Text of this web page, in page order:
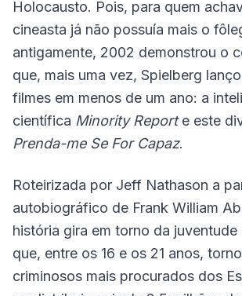
Holocausto. Pois, para quem
cineasta já não possuía mais o
antigamente, 2002 demonstrou o
que, mais uma vez, Spielberg
filmes em menos de um ano: a
científica Minority Reporte este
Prenda-me Se For Capaz.
Roteirizada por Jeff Nathason a
autobiográfico de Frank William
história gira em torno da juventude
que, entre os 16 e os 21 anos,
criminosos mais procurados dos